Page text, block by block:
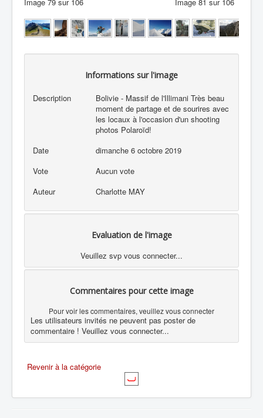
Informations sur l'image
Description
Bolivie - Massif de l'Illimani Très beau
moment de partage et de sourires avec
les locaux à l'occasion d'un shooting
photos Polaroïd!
Date
dimanche 6 octobre 2019
Vote
Aucun vote
Auteur
Charlotte MAY
Evaluation de l'image
Veuillez svp vous connecter...
Commentaires pour cette image
Pour voir les commentaires, veuillez vous connecter
Les utilisateurs invités ne peuvent pas poster de
commentaire ! Veuillez vous connecter...
Revenir à la catégorie